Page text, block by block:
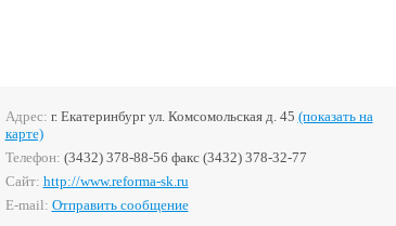
Адрес: г. Екатеринбург ул. Комсомольская д. 45 (показать на
карте)
Телефон: (3432) 378-88-56 факс (3432) 378-32-77
Сайт: http://www.reforma-sk.ru
E-mail: Отправить сообщение